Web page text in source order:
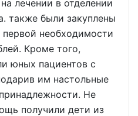
лечении в отделении
также были закуплены
необходимости
Кроме того,
юных пациентов с
им настольные
Не
получили дети из